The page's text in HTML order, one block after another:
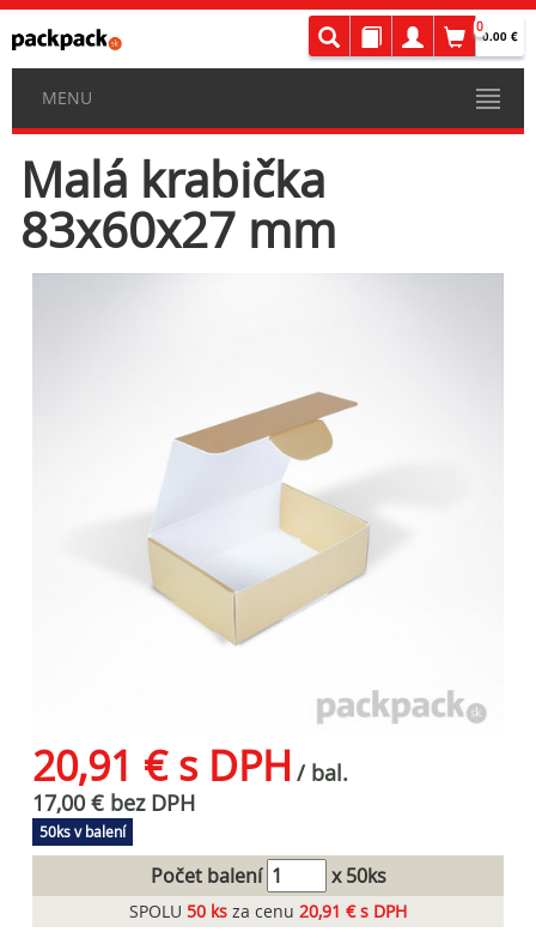
0
0.00 €
MENU
Malá krabička
83x60x27 mm
20,91 € s DPH / bal.
17,00 € bez DPH
50ks v balení
Počet balení x 50ks
SPOLU 50 ks za cenu 20,91 € s DPH